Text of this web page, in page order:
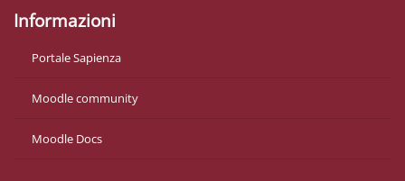
Informazioni
Portale Sapienza
Moodle community
Moodle Docs